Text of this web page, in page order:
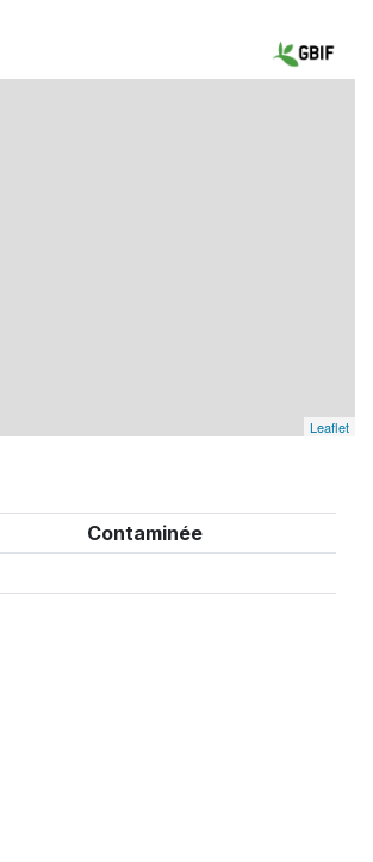
Leaflet
Contaminée